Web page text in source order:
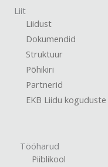
Liit
Liidust
Dokumendid
Struktuur
Põhikiri
Partnerid
EKB Liidu koguduste
Tööharud
Piiblikool